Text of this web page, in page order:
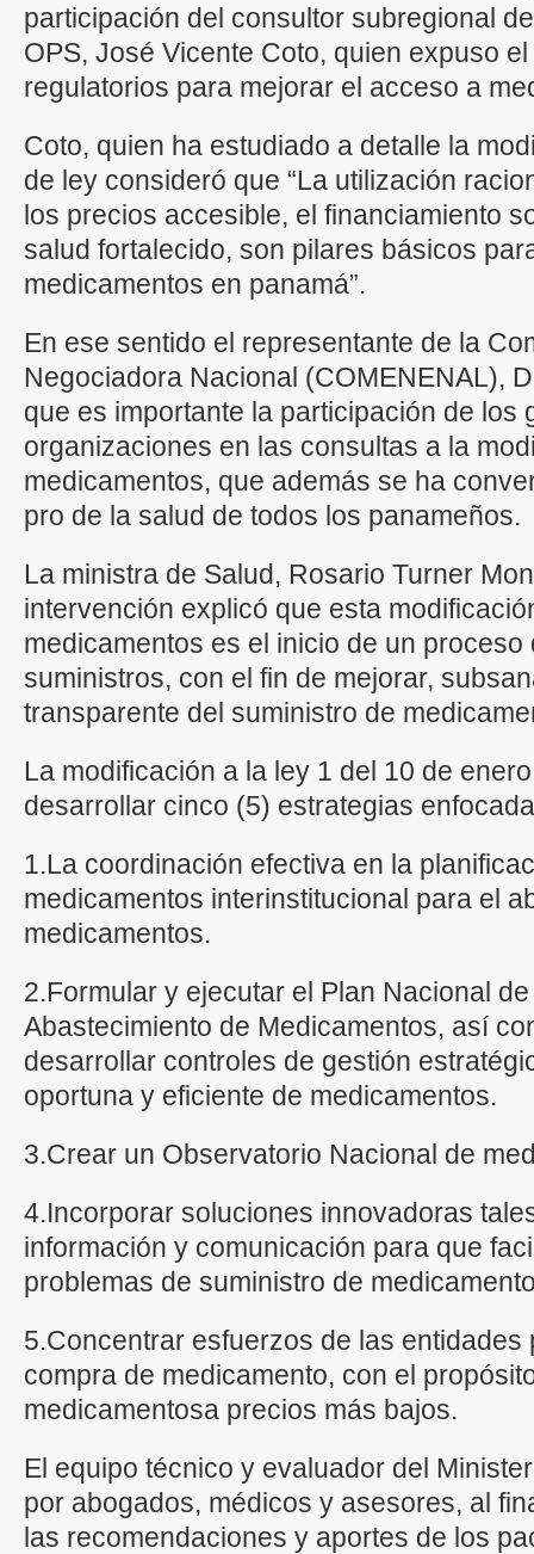
participación del consultor subregional
OPS, José Vicente Coto, quien expuso
regulatorios para mejorar el acceso a
Coto, quien ha estudiado a detalle la
de ley consideró que “La utilización
los precios accesible, el financiamiento
salud fortalecido, son pilares básicos
medicamentos en panamá”.
En ese sentido el representante de la
Negociadora Nacional (COMENENAL),
que es importante la participación de los
organizaciones en las consultas a la
medicamentos, que además se ha
pro de la salud de todos los panameños.
La ministra de Salud, Rosario Turner
intervención explicó que esta
medicamentos es el inicio de un
suministros, con el fin de mejorar,
transparente del suministro de
La modificación a la ley 1 del 10 de
desarrollar cinco (5) estrategias
1.La coordinación efectiva en la
medicamentos interinstitucional para el
medicamentos.
2.Formular y ejecutar el Plan Nacional
Abastecimiento de Medicamentos, así
desarrollar controles de gestión
oportuna y eficiente de medicamentos.
3.Crear un Observatorio Nacional de
4.Incorporar soluciones innovadoras
información y comunicación para que
problemas de suministro de
5.Concentrar esfuerzos de las entidades
compra de medicamento, con el
medicamentosa precios más bajos.
El equipo técnico y evaluador del
por abogados, médicos y asesores, al
las recomendaciones y aportes de los